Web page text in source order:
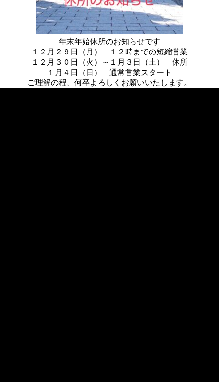
年末年始休所のお知らせです
１２月２９日（月） １２時までの短縮営業
１２月３０日（火）～１月３日（土） 休所
１月４日（日） 通常営業スタート
ご理解の程、何卒よろしくお願いいたします。